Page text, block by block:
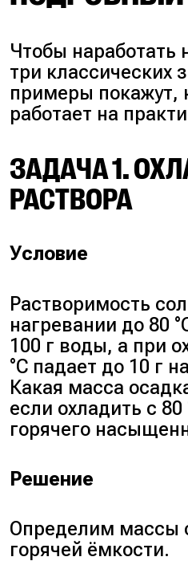
Чтобы наработать
три классических
примеры покажут,
работает на
ЗАДАЧА 1.
РАСТВОРА
Условие
Растворимость
нагревании до 80
100 г воды, а при
°C падает до 10 г
Какая масса
если охладить с 80
горячего
Решение
Определим массы
горячей ёмкости.